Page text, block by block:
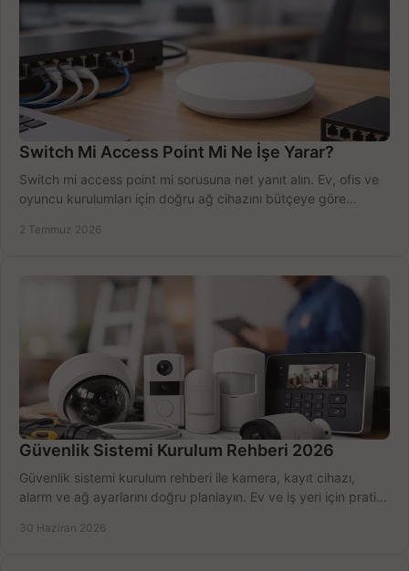
Switch Mi Access Point Mi Ne İşe Yarar?
Switch mi access point mi sorusuna net yanıt alın. Ev, ofis ve
oyuncu kurulumları için doğru ağ cihazını bütçeye göre
2 Temmuz 2026
Güvenlik Sistemi Kurulum Rehberi 2026
Güvenlik sistemi kurulum rehberi ile kamera, kayıt cihazı,
alarm ve ağ ayarlarını doğru planlayın. Ev ve iş yeri için pratik
30 Haziran 2026